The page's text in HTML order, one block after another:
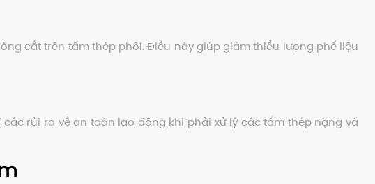
cắt trên tấm thép phôi. Điều này giúp giảm thiểu lượng phế liệu
rủi ro về an toàn lao động khi phải xử lý các tấm thép nặng và